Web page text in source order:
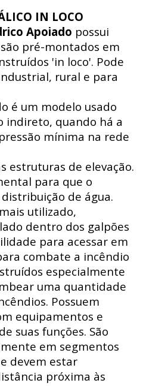
IN LOCO
Apoiado possui
pré-montados em
'in loco'. Pode
rural e para
é um modelo usado
indireto, quando há a
mínima na rede
estruturas de elevação.
para que o
de água.
utilizado,
dentro dos galpões
para acessar em
combate a incêndio
especialmente
uma quantidade
Possuem
equipamentos e
suas funções. São
em segmentos
devem estar
próxima às